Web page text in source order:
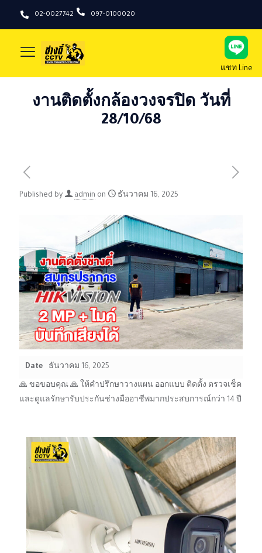
02-0027742 097-0100020
แชท Line
งานติดตั้งกล้องวงจรปิด วันที่
28/10/68
Published by admin on ธันวาคม 16, 2025
Date ธันวาคม 16, 2025
🙏 ขอขอบคุณ 🙏 ให้คำปรึกษาวางแผน ออกแบบ ติดตั้ง ตรวจเช็ค
และดูแลรักษารับประกันช่างมืออาชีพมากประสบการณ์กว่า 14 ปี